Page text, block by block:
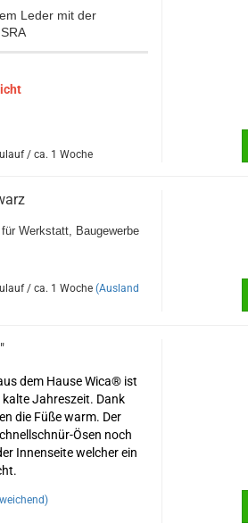
Leder mit der
/ ca. 1 Woche
Werkstatt, Baugewerbe
/ ca. 1 Woche (Ausland
dem Hause Wica® ist
Jahreszeit. Dank
die Füße warm. Der
Ösen noch
Innenseite welcher ein